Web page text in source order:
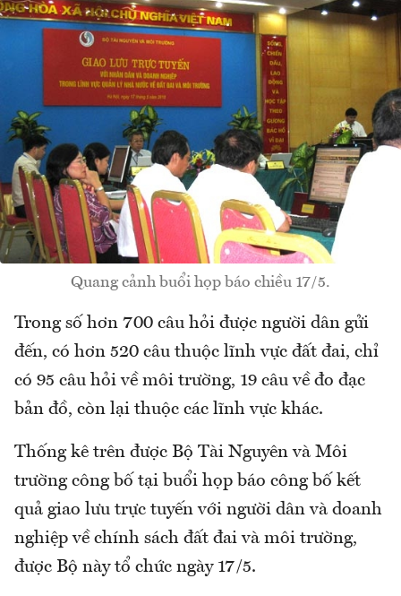
Quang cảnh buổi họp báo chiều 17/5.
Trong số hơn 700 câu hỏi được người dân gửi
đến, có hơn 520 câu thuộc lĩnh vực đất đai, chỉ
có 95 câu hỏi về môi trường, 19 câu về đo đạc
bản đồ, còn lại thuộc các lĩnh vực khác.
Thống kê trên được Bộ Tài Nguyên và Môi
trường công bố tại buổi họp báo công bố kết
quả giao lưu trực tuyến với người dân và doanh
nghiệp về chính sách đất đai và môi trường,
được Bộ này tổ chức ngày 17/5.